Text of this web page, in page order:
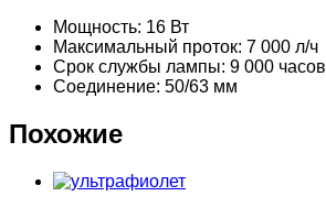
Мощность: 16 Вт
Максимальный проток: 7 000 л/ч
Срок службы лампы: 9 000 часов
Соединение: 50/63 мм
Похожие